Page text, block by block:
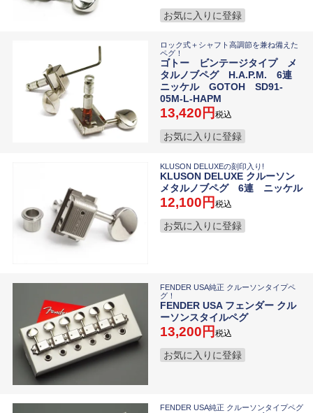
お気に入りに登録
ロック式＋シャフト高調節を兼ね備えた
ペグ！
ゴトー ビンテージタイプ メ
タルノブペグ H.A.P.M. 6連
ニッケル GOTOH SD91-
05M-L-HAPM
13,420 税込
お気に入りに登録
KLUSON DELUXEの刻印入り!
KLUSON DELUXE クルーソン
メタルノブペグ 6連 ニッケル
12,100 税込
お気に入りに登録
FENDER USA純正 クルーソンタイプペ
グ！
FENDER USA フェンダー クル
ーソンスタイルペグ
13,200 税込
お気に入りに登録
FENDER USA純正 クルーソンタイプペグ